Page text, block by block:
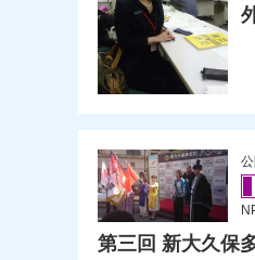
第三回 新大久保